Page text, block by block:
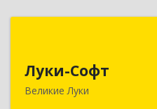
Луки-Софт
Великие Луки
182113,